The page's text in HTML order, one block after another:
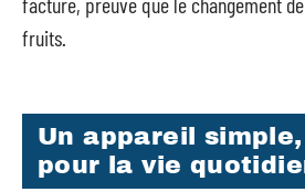
fruits.
Un appareil
pour la vie